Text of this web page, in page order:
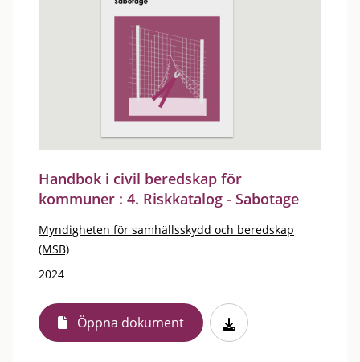
Handbok i civil beredskap för
kommuner : 4. Riskkatalog - Sabotage
Myndigheten för samhällsskydd och beredskap
(MSB)
2024
Öppna dokument